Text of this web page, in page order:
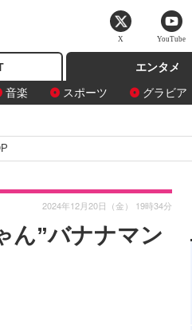
エンタメ
音楽 スポーツ グラビア
ん”バナナマン
2024年12月20日（金） 19時34分
X YouTube